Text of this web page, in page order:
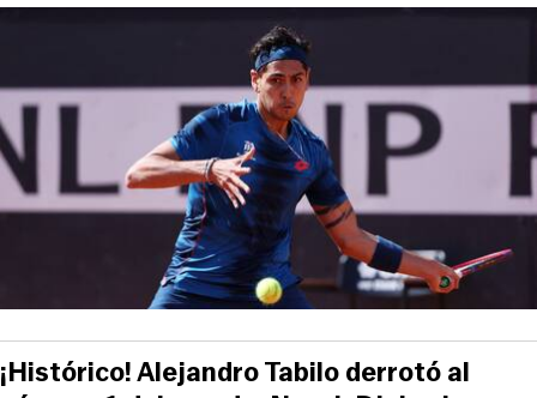
¡Histórico! Alejandro Tabilo derrotó al